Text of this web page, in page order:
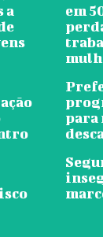
a
em
para